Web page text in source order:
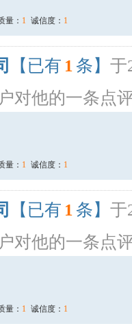
量： 1 诚信度： 1
【已有 1 条】 于
对他的一条点
量： 1 诚信度： 1
【已有 1 条】 于
对他的一条点
量： 1 诚信度： 1